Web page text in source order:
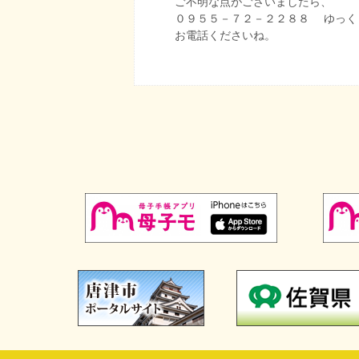
０９５５－７２－２２８８ ゆっく
お電話くださいね。